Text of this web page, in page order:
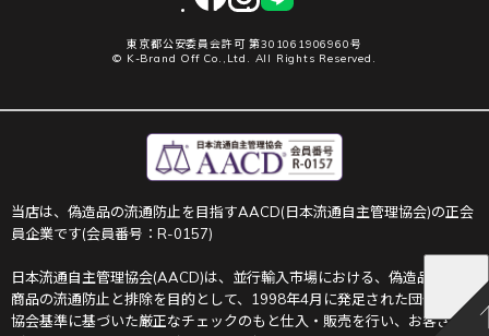
東京都公安委員会許可 第301061906960号
© K-Brand Off Co.,Ltd. All Rights Reserved.
当店は、偽造品の流通防止を目指すAACD(日本流通自主管理協会)の正会
員企業です(会員番号：R-0157)
日本流通自主管理協会(AACD)は、並行輸入市場における、偽造品や不正
商品の流通防止と排除を目的として、1998年4月に発足された団体です。
協会基準に基づいた厳正なチェックのもと仕入・販売を行い、お客さま